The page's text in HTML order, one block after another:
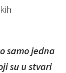
samojedna
su ustvari